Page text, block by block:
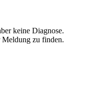
keine Diagnose.
Meldung zu finden.